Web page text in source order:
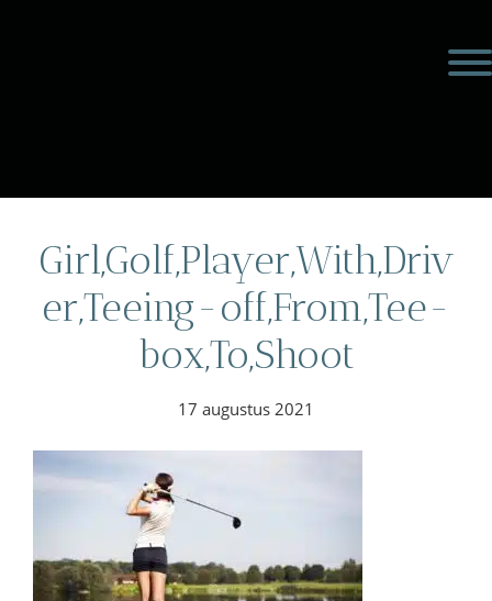
Girl,Golf,Player,With,Driv
er,Teeing-off,From,Tee-
box,To,Shoot
17 augustus 2021